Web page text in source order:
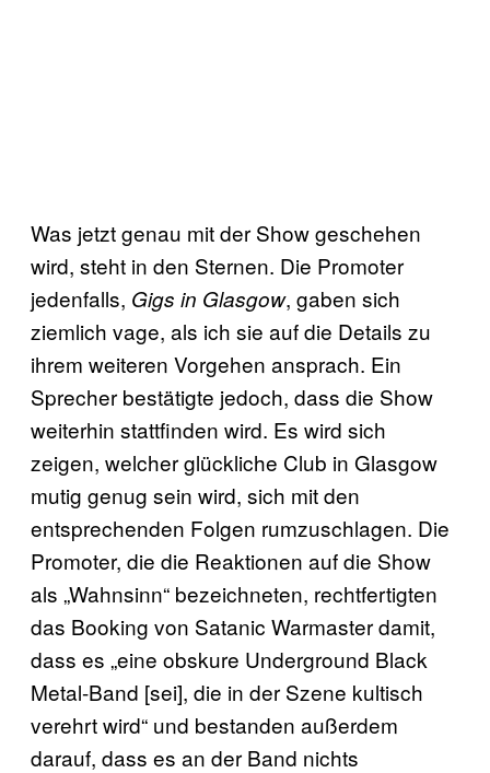
Was jetzt genau mit der Show geschehen
wird, steht in den Sternen. Die Promoter
jedenfalls, Gigs in Glasgow, gaben sich
ziemlich vage, als ich sie auf die Details zu
ihrem weiteren Vorgehen ansprach. Ein
Sprecher bestätigte jedoch, dass die Show
weiterhin stattfinden wird. Es wird sich
zeigen, welcher glückliche Club in Glasgow
mutig genug sein wird, sich mit den
entsprechenden Folgen rumzuschlagen. Die
Promoter, die die Reaktionen auf die Show
als „Wahnsinn“ bezeichneten, rechtfertigten
das Booking von Satanic Warmaster damit,
dass es „eine obskure Underground Black
Metal-Band [sei], die in der Szene kultisch
verehrt wird“ und bestanden außerdem
darauf, dass es an der Band nichts